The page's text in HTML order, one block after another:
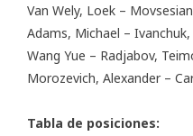
Van Wely, Loek –
Adams, Michael –
Wang Yue – Radjabov,
Morozevich, Alexander –
Tabla de posiciones: